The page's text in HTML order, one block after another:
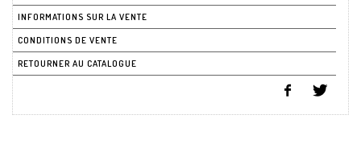
INFORMATIONS SUR LA VENTE
CONDITIONS DE VENTE
RETOURNER AU CATALOGUE